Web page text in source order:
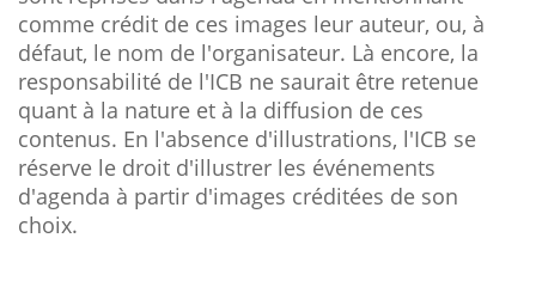
comme crédit de ces images leur auteur, ou, à
défaut, le nom de l'organisateur. Là encore, la
responsabilité de l'ICB ne saurait être retenue
quant à la nature et à la diffusion de ces
contenus. En l'absence d'illustrations, l'ICB se
réserve le droit d'illustrer les événements
d'agenda à partir d'images créditées de son
choix.